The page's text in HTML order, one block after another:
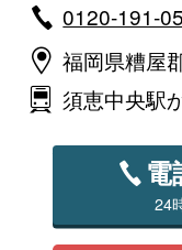
0120-191-
福岡県糟屋
須恵中央駅
電
24